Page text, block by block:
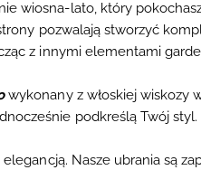
wiosna-lato, który
pozwalają stworzyć
z innymi elementami
wykonany z włoskiej wiskozy
podkreślą Twój styl.
Nasze ubrania są